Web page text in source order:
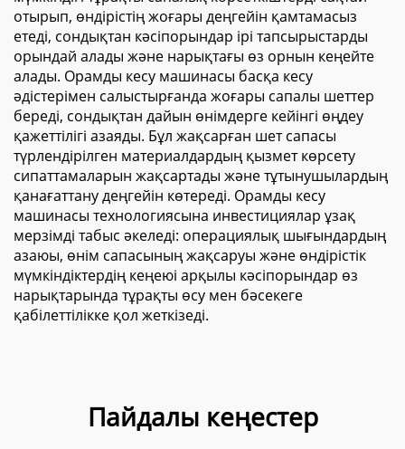
отырып, өндірістің жоғары деңгейін қамтамасыз
етеді, сондықтан кәсіпорындар ірі тапсырыстарды
орындай алады және нарықтағы өз орнын кеңейте
алады. Орамды кесу машинасы басқа кесу
әдістерімен салыстырғанда жоғары сапалы шеттер
береді, сондықтан дайын өнімдерге кейінгі өңдеу
қажеттілігі азаяды. Бұл жақсарған шет сапасы
түрлендірілген материалдардың қызмет көрсету
сипаттамаларын жақсартады және тұтынушылардың
қанағаттану деңгейін көтереді. Орамды кесу
машинасы технологиясына инвестициялар ұзақ
мерзімді табыс әкеледі: операциялық шығындардың
азаюы, өнім сапасының жақсаруы және өндірістік
мүмкіндіктердің кеңеюі арқылы кәсіпорындар өз
нарықтарында тұрақты өсу мен бәсекеге
қабілеттілікке қол жеткізеді.
Пайдалы кеңестер